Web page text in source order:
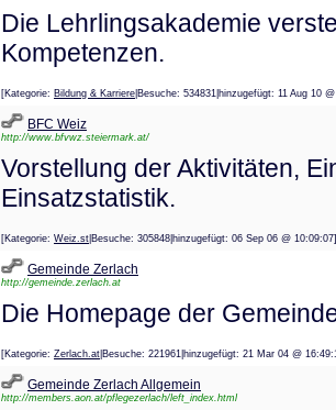
Die Lehrlingsakademie
Kompetenzen.
[Kategorie: Bildung & Karriere |Besuche: 534831|hinzugefügt: 11
BFC Weiz
http://www.bfvwz.steiermark.at/
Vorstellung der Aktivitäten,
Einsatzstatistik.
[Kategorie: Weiz.st |Besuche: 305848|hinzugefügt: 06 Sep 06 @
Gemeinde Zerlach
http://gemeinde.zerlach.at
Die Homepage der
[Kategorie: Zerlach.at |Besuche: 221961|hinzugefügt: 21 Mar 04 @
Gemeinde Zerlach Allgemein
http://members.aon.at/pflegezerlach/left_index.html